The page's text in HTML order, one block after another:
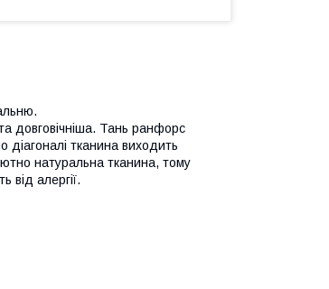
довговічніша. Тань ранфорс
діагоналі тканина виходить
натуральна тканина, тому
від алергії.